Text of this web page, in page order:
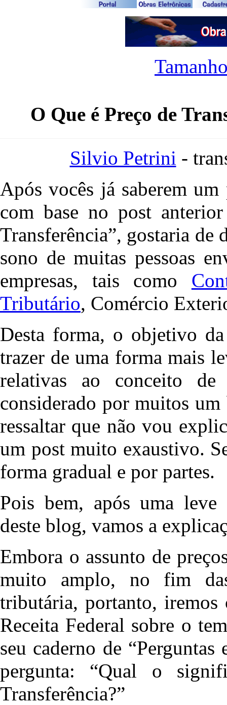
O Que é Preço de
Silvio Petrini -
Apósvocês já saberem
com base no post
Transferência”, gostaria de
sono de muitas pessoas
empresas, tais como
Tributário, Comércio
Desta forma, o objetivo
trazer de uma forma mais
relativas ao conceito
considerado por muitos um
ressaltar que não vou
um post muito exaustivo.
forma gradual e por partes.
Pois bem, após uma
deste blog, vamos a
Embora o assunto de
muito amplo, no fim
tributária, portanto,
Receita Federal sobre o
seu caderno de “Perguntas
pergunta: “Qual o
Transferência?”